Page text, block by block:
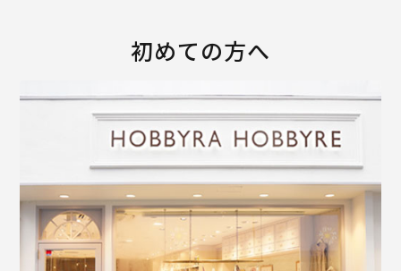
初めての方へ